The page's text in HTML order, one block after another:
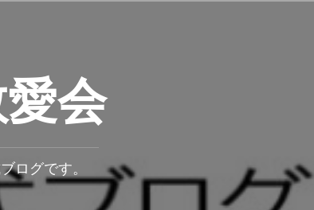
会
ログです。